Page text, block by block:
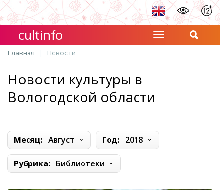
cultinfo
Главная Новости
Новости культуры в
Вологодской области
Месяц: Август Год: 2018
Рубрика: Библиотеки